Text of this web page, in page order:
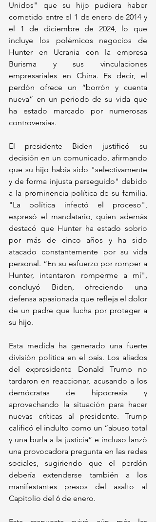
Unidos" que su hijo pudiera haber
cometido entre el 1 de enero de 2014 y
el 1 de diciembre de 2024, lo que
incluye los polémicos negocios de
Hunter en Ucrania con la empresa
Burisma y sus vinculaciones
empresariales en China. Es decir, el
perdón ofrece un “borrón y cuenta
nueva” en un periodo de su vida que
ha estado marcado por numerosas
controversias.
El presidente Biden justificó su
decisión en un comunicado, afirmando
que su hijo había sido "selectivamente
y de forma injusta perseguido" debido
a la prominencia política de su familia.
"La política infectó el proceso",
expresó el mandatario, quien además
destacó que Hunter ha estado sobrio
por más de cinco años y ha sido
atacado constantemente por su vida
personal. “En su esfuerzo por romper a
Hunter, intentaron romperme a mí",
concluyó Biden, ofreciendo una
defensa apasionada que refleja el dolor
de un padre que lucha por proteger a
su hijo.
Esta medida ha generado una fuerte
división política en el país. Los aliados
del expresidente Donald Trump no
tardaron en reaccionar, acusando a los
demócratas de hipocresía y
aprovechando la situación para hacer
nuevas críticas al presidente. Trump
calificó el indulto como un “abuso total
y una burla a la justicia” e incluso lanzó
una provocadora pregunta en las redes
sociales, sugiriendo que el perdón
debería extenderse también a los
manifestantes presos del asalto al
Capitolio del 6 de enero.